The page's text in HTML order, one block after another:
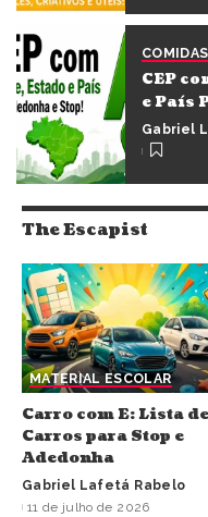
COMIDAS
CEP
e País
Gabriel
The Escapist
MATERIAL ESCOLAR
Carro com E: Lista de
Carros para Stop e
Adedonha
Gabriel Lafetá Rabelo
11 de julho de 2026